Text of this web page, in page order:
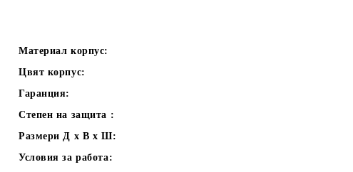
Материал корпус:
Цвят корпус:
Гаранция:
Степен на защита :
Размери Д х В х Ш:
Условия за работа: